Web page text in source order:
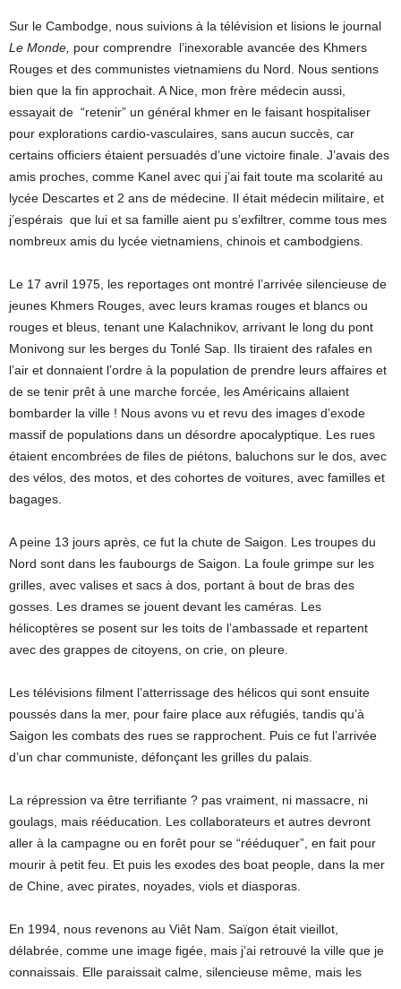
Sur le Cambodge, nous suivions à la télévision et lisions le journal
Le Monde, pour comprendre l’inexorable avancée des Khmers
Rouges et des communistes vietnamiens du Nord. Nous sentions
bien que la fin approchait. A Nice, mon frère médecin aussi,
essayait de “retenir” un général khmer en le faisant hospitaliser
pour explorations cardio-vasculaires, sans aucun succès, car
certains officiers étaient persuadés d’une victoire finale. J’avais des
amis proches, comme Kanel avec qui j’ai fait toute ma scolarité au
lycée Descartes et 2 ans de médecine. Il était médecin militaire, et
j’espérais que lui et sa famille aient pu s’exfiltrer, comme tous mes
nombreux amis du lycée vietnamiens, chinois et cambodgiens.
Le 17 avril 1975, les reportages ont montré l’arrivée silencieuse de
jeunes Khmers Rouges, avec leurs kramas rouges et blancs ou
rouges et bleus, tenant une Kalachnikov, arrivant le long du pont
Monivong sur les berges du Tonlé Sap. Ils tiraient des rafales en
l’air et donnaient l’ordre à la population de prendre leurs affaires et
de se tenir prêt à une marche forcée, les Américains allaient
bombarder la ville ! Nous avons vu et revu des images d’exode
massif de populations dans un désordre apocalyptique. Les rues
étaient encombrées de files de piétons, baluchons sur le dos, avec
des vélos, des motos, et des cohortes de voitures, avec familles et
bagages.
A peine 13 jours après, ce fut la chute de Saigon. Les troupes du
Nord sont dans les faubourgs de Saigon. La foule grimpe sur les
grilles, avec valises et sacs à dos, portant à bout de bras des
gosses. Les drames se jouent devant les caméras. Les
hélicoptères se posent sur les toits de l’ambassade et repartent
avec des grappes de citoyens, on crie, on pleure.
Les télévisions filment l’atterrissage des hélicos qui sont ensuite
poussés dans la mer, pour faire place aux réfugiés, tandis qu’à
Saigon les combats des rues se rapprochent. Puis ce fut l’arrivée
d’un char communiste, défonçant les grilles du palais.
La répression va être terrifiante ? pas vraiment, ni massacre, ni
goulags, mais rééducation. Les collaborateurs et autres devront
aller à la campagne ou en forêt pour se “rééduquer”, en fait pour
mourir à petit feu. Et puis les exodes des boat people, dans la mer
de Chine, avec pirates, noyades, viols et diasporas.
En 1994, nous revenons au Viêt Nam. Saïgon était vieillot,
délabrée, comme une image figée, mais j’ai retrouvé la ville que je
connaissais. Elle paraissait calme, silencieuse même, mais les